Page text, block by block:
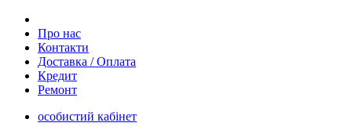
Про нас
Контакти
Доставка / Оплата
Кредит
Ремонт
особистий кабінет